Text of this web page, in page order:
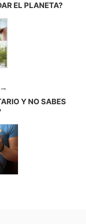
EL PLANETA?
Y NO SABES